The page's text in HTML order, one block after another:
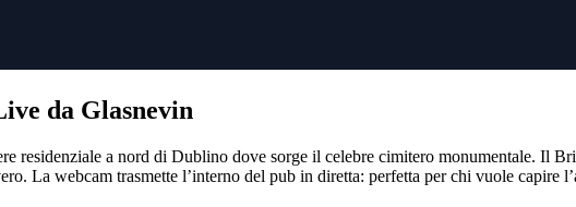
da Glasnevin
residenziale a nord di Dublino dove sorge il celebre cimitero monumentale. Il
La webcam trasmette l’interno del pub in diretta: perfetta per chi vuole capire